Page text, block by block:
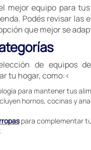
mejor equipo para
Podés revisar las
que mejor se
de equipos
tu hogar, como:<
para mantener tus
hornos, cocinas y
para complementar